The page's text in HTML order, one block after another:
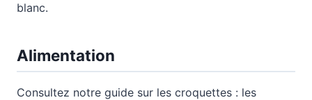
blanc.
Alimentation
Consultez notre guide sur les croquettes : les